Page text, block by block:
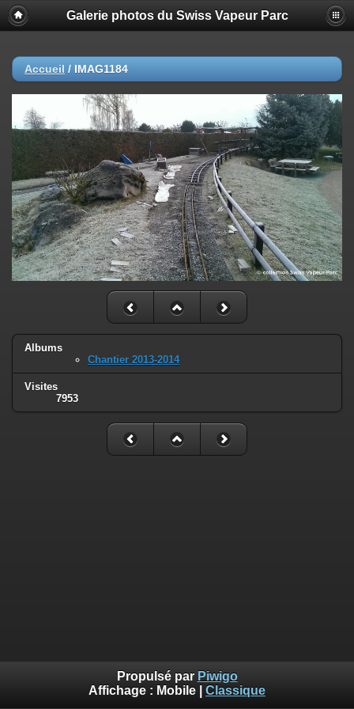
Galerie photos du Swiss Vapeur Parc
Accueil / IMAG1184
Albums
Chantier 2013-2014
Visites
7953
Propulsé par Piwigo
Affichage : Mobile Classique